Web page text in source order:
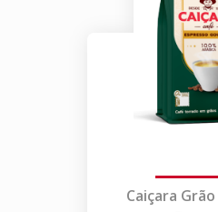
Caiçara